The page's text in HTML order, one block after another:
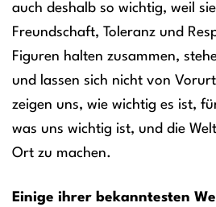
auch deshalb so wichtig, weil
Freundschaft, Toleranz und
Figuren halten zusammen,
und lassen sich nicht von
zeigen uns, wie wichtig es ist,
was uns wichtig ist, und die
Ort zu machen.
Einige ihrer bekanntesten